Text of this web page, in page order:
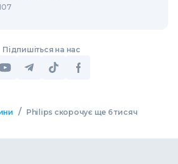
Підпишіться на нас
/
Philips скорочує ще 6 тисяч